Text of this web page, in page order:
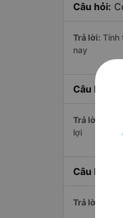
Câu hỏi:
Trả lời: Tính
nay
Câu hỏi:
Trả lời:
lợi
Câu hỏi:
Trả lời: